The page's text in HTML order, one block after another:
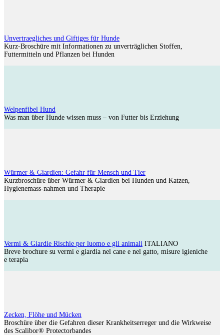
Unvertraegliches und Giftiges für Hunde
Kurz-Broschüre mit Informationen zu unverträglichen Stoffen,
Futtermitteln und Pflanzen bei Hunden
Welpenfibel Hund
Was man über Hunde wissen muss – von Futter bis Erziehung
Würmer & Giardien: Gefahr für Mensch und Tier
Kurzbroschüre über Würmer & Giardien bei Hunden und Katzen,
Hygienemass-nahmen und Therapie
Vermi & Giardie Rischie per luomo e gli animali ITALIANO
Breve brochure su vermi e giardia nel cane e nel gatto, misure igieniche
e terapia
Zecken, Flöhe und Mücken
Broschüre über die Gefahren dieser Krankheitserreger und die Wirkweise
des Scalibor® Protectorbandes